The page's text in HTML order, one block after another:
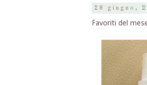
28 giugno,
Favoriti del